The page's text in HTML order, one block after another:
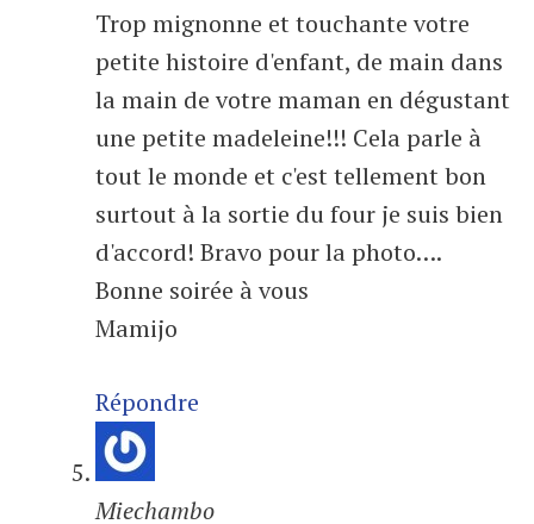
Trop mignonne et touchante votre
petite histoire d'enfant, de main dans
la main de votre maman en dégustant
une petite madeleine!!! Cela parle à
tout le monde et c'est tellement bon
surtout à la sortie du four je suis bien
d'accord! Bravo pour la photo….
Bonne soirée à vous
Mamijo
Répondre
Miechambo